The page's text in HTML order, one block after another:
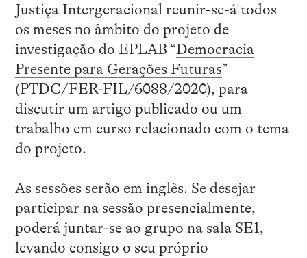
Justiça Intergeracional reunir-se-á todos
os meses no âmbito do projeto de
investigação do EPLAB “Democracia
Presente para Gerações Futuras”
(PTDC/FER-FIL/6088/2020), para
discutir um artigo publicado ou um
trabalho em curso relacionado com o tema
do projeto.
As sessões serão em inglês. Se desejar
participar na sessão presencialmente,
poderá juntar-se ao grupo na sala SE1,
levando consigo o seu próprio